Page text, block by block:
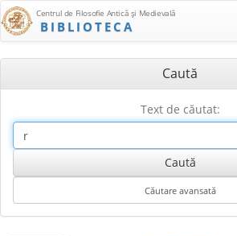
Centrul de Filosofie Antică şi Medievală
BIBLIOTECA
Caută
Text de căutat: